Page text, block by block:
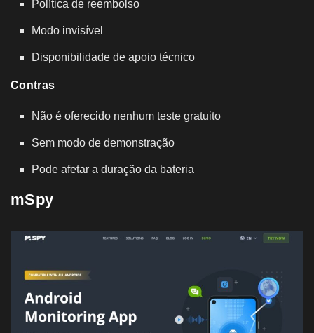
Política de reembolso
Modo invisível
Disponibilidade de apoio técnico
Contras
Não é oferecido nenhum teste gratuito
Sem modo de demonstração
Pode afetar a duração da bateria
mSpy